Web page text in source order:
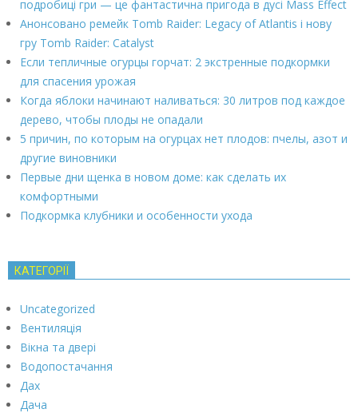
подробиці гри — це фантастична пригода в дусі Mass Effect
Анонсовано ремейк Tomb Raider: Legacy of Atlantis і нову
гру Tomb Raider: Catalyst
Если тепличные огурцы горчат: 2 экстренные подкормки
для спасения урожая
Когда яблоки начинают наливаться: 30 литров под каждое
дерево, чтобы плоды не опадали
5 причин, по которым на огурцах нет плодов: пчелы, азот и
другие виновники
Первые дни щенка в новом доме: как сделать их
комфортными
Подкормка клубники и особенности ухода
КАТЕГОРІЇ
Uncategorized
Вентиляція
Вікна та двері
Водопостачання
Дах
Дача